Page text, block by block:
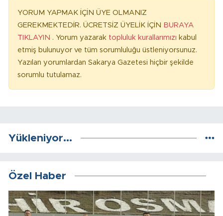
YORUM YAPMAK İÇİN ÜYE OLMANIZ
GEREKMEKTEDİR. ÜCRETSİZ ÜYELİK İÇİN BURAYA
TIKLAYIN . Yorum yazarak topluluk kurallarımızı kabul
etmiş bulunuyor ve tüm sorumluluğu üstleniyorsunuz.
Yazılan yorumlardan Sakarya Gazetesi hiçbir şekilde
sorumlu tutulamaz.
Yükleniyor...
Özel Haber